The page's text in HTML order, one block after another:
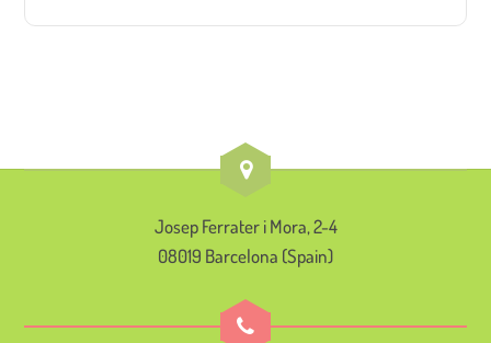
Josep Ferrater i Mora, 2-4
08019 Barcelona (Spain)